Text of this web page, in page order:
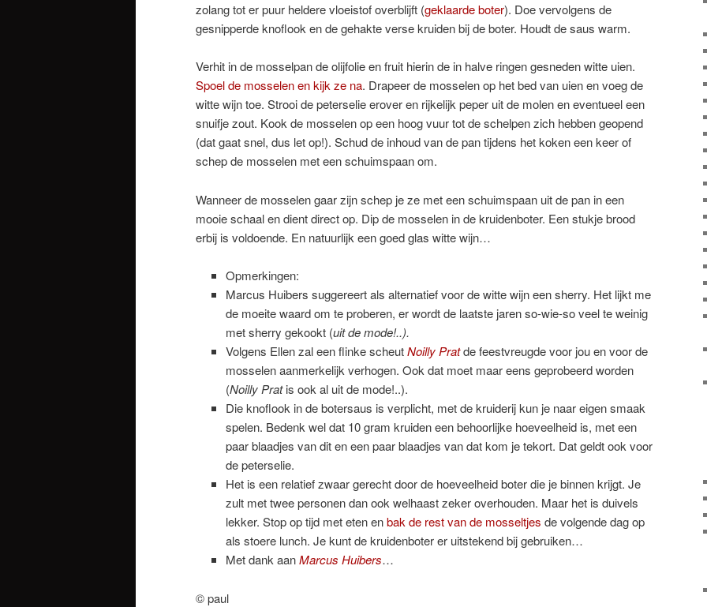
zolang tot er puur heldere vloeistof overblijft (geklaarde boter). Doe vervolgens de
gesnipperde knoflook en de gehakte verse kruiden bij de boter. Houdt de saus warm.
Verhit in de mosselpan de olijfolie en fruit hierin de in halve ringen gesneden witte uien.
Spoel de mosselen en kijk ze na. Drapeer de mosselen op het bed van uien en voeg de
witte wijn toe. Strooi de peterselie erover en rijkelijk peper uit de molen en eventueel een
snuifje zout. Kook de mosselen op een hoog vuur tot de schelpen zich hebben geopend
(dat gaat snel, dus let op!). Schud de inhoud van de pan tijdens het koken een keer of
schep de mosselen met een schuimspaan om.
Wanneer de mosselen gaar zijn schep je ze met een schuimspaan uit de pan in een
mooie schaal en dient direct op. Dip de mosselen in de kruidenboter. Een stukje brood
erbij is voldoende. En natuurlijk een goed glas witte wijn…
Opmerkingen:
Marcus Huibers suggereert als alternatief voor de witte wijn een sherry. Het lijkt me
de moeite waard om te proberen, er wordt de laatste jaren so-wie-so veel te weinig
met sherry gekookt (uit de mode!..).
Volgens Ellen zal een flinke scheutNoilly Prat de feestvreugde voor jou en voor de
mosselen aanmerkelijk verhogen. Ook dat moet maar eens geprobeerd worden
(Noilly Pratis ook al uit de mode!..).
Die knoflook in de botersaus is verplicht, met de kruiderij kun je naar eigen smaak
spelen. Bedenk wel dat 10 gram kruiden een behoorlijke hoeveelheid is, met een
paar blaadjes van dit en een paar blaadjes van dat kom je tekort. Dat geldt ook voor
de peterselie.
Het is een relatief zwaar gerecht door de hoeveelheid boter die je binnen krijgt. Je
zult met twee personen dan ook welhaast zeker overhouden. Maar het is duivels
lekker. Stop op tijd met eten enbak de rest van de mosseltjes de volgende dag op
als stoere lunch. Je kunt de kruidenboter er uitstekend bij gebruiken…
Met dank aanMarcus Huibers…
© paul